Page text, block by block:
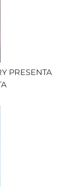
PRESENTA